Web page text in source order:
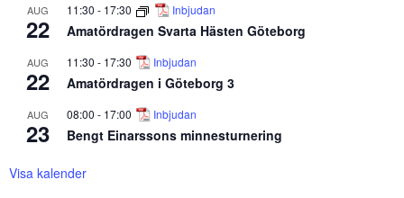
AUG
22
11:30 - 17:30 Inbjudan
Amatördragen Svarta Hästen Göteborg
AUG
22
11:30 - 17:30 Inbjudan
Amatördragen i Göteborg 3
AUG
23
08:00 - 17:00 Inbjudan
Bengt Einarssons minnesturnering
Visa kalender